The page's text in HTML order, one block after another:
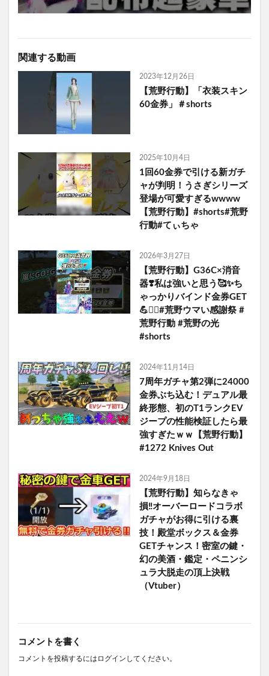
関連する動画
2023年12月26日
【荒野行動】「衣装スキン
60金券」＃shorts
2025年10月4日
1回60金券で引ける新ガチ
ャが判明！うさぎシリーズ
登場が可愛すぎるwwww
【荒野行動】#shorts#荒野
行動#てぃちゃ
2026年3月27日
【荒野行動】G36C×消音
器❣️私は強いと思う🥰✨ち
ゃっかりバインド金券GET
💪❤️‍🔥#荒野ウマい感謝祭 #
荒野行動 #荒野の光
#shorts
2024年11月14日
7周年ガチャ第2弾に24000
金券ぶち込む！デュアル最
終形態、初のT1ランクEV
ジープの性能検証したら最
強すぎたｗｗ【荒野行動】
#1272 Knives Out
2024年9月18日
【荒野行動】知らなきゃ
損‼オーバーロードコラボ
ガチャがお得に引ける裏
技！殿堂ボックス＆金券
GETチャンス！密室の鍵・
幻の美酒・鑑定・ペニンシ
ュラ大脱走の頂上決戦
（Vtuber）
コメントを書く
コメントを投稿するには ログイン してください。